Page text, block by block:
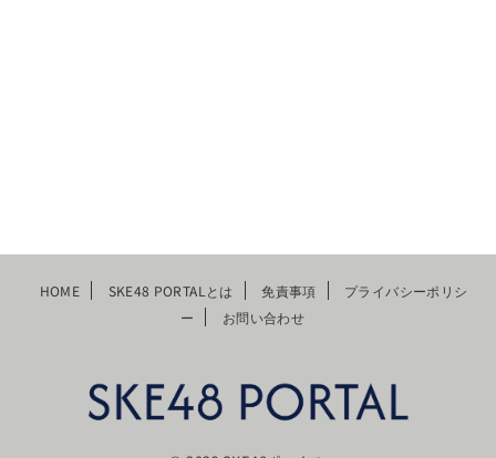
HOME SKE48 PORTALとは 免責事項
プライバシーポリシ
ー
お問い合わせ